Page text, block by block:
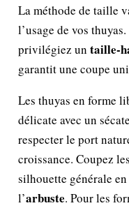
La méthode de taille
l’usage de vos
privilégiez untaille-
garantit une coupe
Les thuyas en forme
délicate avec un
respecter le port
croissance. Coupez
silhouette générale
l’arbuste. Pour les